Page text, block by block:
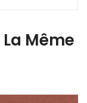
Même